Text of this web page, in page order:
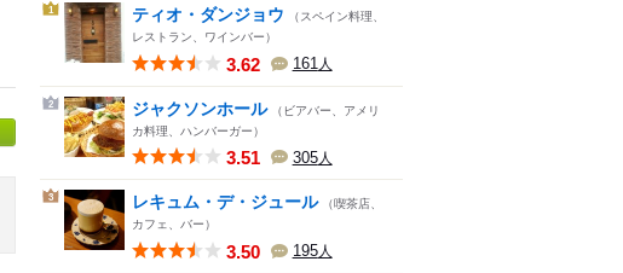
1 ティオ・ダンジョウ
（スペイン料理、
レストラン、ワインバー）
3.62 161人
2 ジャクソンホール （ビアバー、アメリ
カ料理、ハンバーガー）
3.51 305人
3 レキュム・デ・ジュール （喫茶店、
カフェ、バー）
3.50 195人